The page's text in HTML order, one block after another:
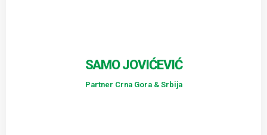
SAMO JOVIĆEVIĆ
Partner Crna Gora & Srbija